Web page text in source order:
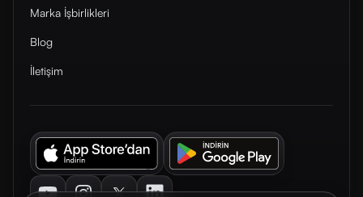
Marka İşbirlikleri
Blog
İletişim